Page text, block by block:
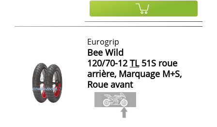
Eurogrip
Bee Wild
120/70-12 TL51S roue
arrière, Marquage M+S,
Roue avant